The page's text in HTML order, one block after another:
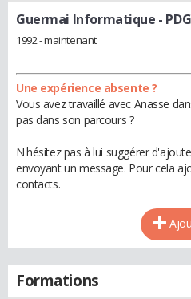
Guermai Informatique - PDG
1992 - maintenant
Une expérience absente ?
Vous avez travaillé avec Anasse
pas dans son parcours ?
N'hésitez pas à lui suggérer
envoyant un message. Pour cela
contacts.
Formations